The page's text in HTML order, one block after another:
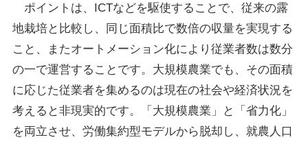
ポイントは、ICTなどを駆使することで、従来の露
地栽培と比較し、同じ面積比で数倍の収量を実現する
こと、またオートメーション化により従業者数は数分
の一で運営することです。大規模農業でも、その面積
に応じた従業者を集めるのは現在の社会や経済状況を
考えると非現実的です。「大規模農業」と「省力化」
を両立させ、労働集約型モデルから脱却し、就農人口